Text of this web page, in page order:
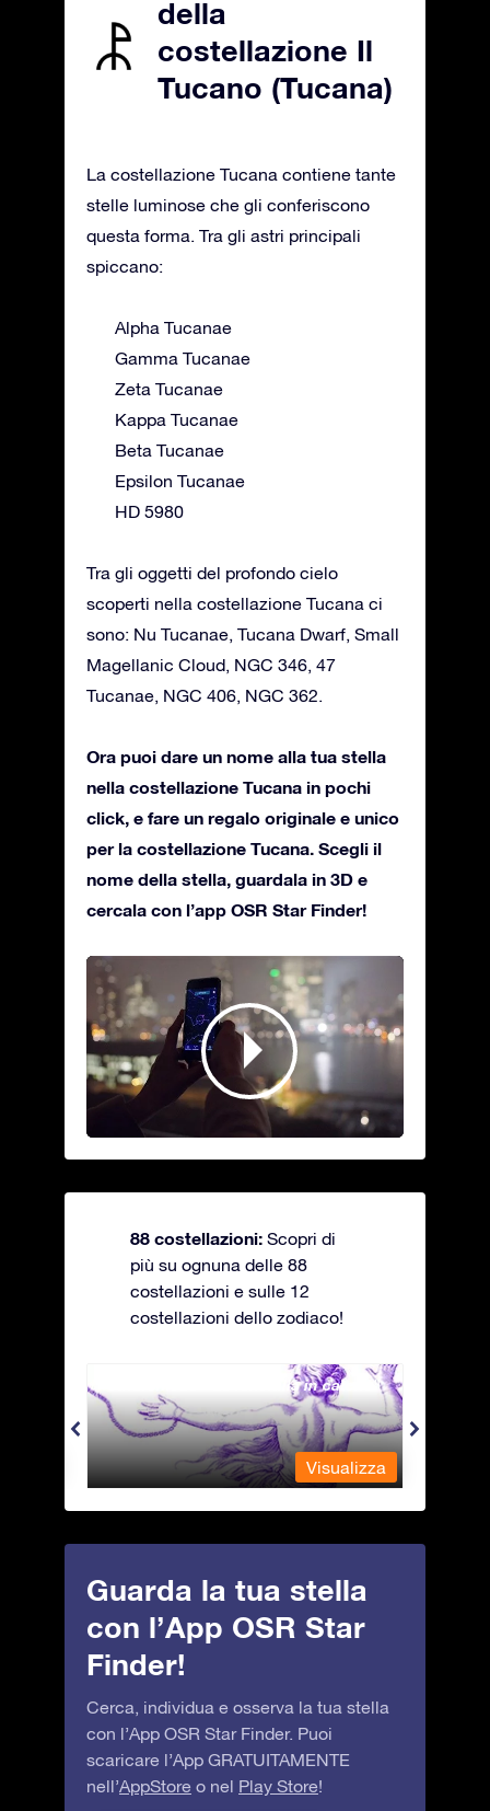
della
costellazione Il
Tucano (Tucana)
La costellazione Tucana contiene tante
stelle luminose che gli conferiscono
questa forma. Tra gli astri principali
spiccano:
Alpha Tucanae
Gamma Tucanae
Zeta Tucanae
Kappa Tucanae
Beta Tucanae
Epsilon Tucanae
HD 5980
Tra gli oggetti del profondo cielo
scoperti nella costellazione Tucana ci
sono: Nu Tucanae, Tucana Dwarf, Small
Magellanic Cloud, NGC 346, 47
Tucanae, NGC 406, NGC 362.
Ora puoi dare un nome alla tua stella
nella costellazione Tucana in pochi
click, e fare un regalo originale e unico
per la costellazione Tucana. Scegli il
nome della stella, guardala in 3D e
cercala con l’app OSR Star Finder!
88 costellazioni: Scopri di
più su ognuna delle 88
costellazioni e sulle 12
costellazioni dello zodiaco!
Andromeda - La fanciulla in catene
Visualizza
Guarda la tua stella
con l’App OSR Star
Finder!
Cerca, individua e osserva la tua stella
con l’App OSR Star Finder. Puoi
scaricare l’App GRATUITAMENTE
nell’AppStore o nel Play Store!